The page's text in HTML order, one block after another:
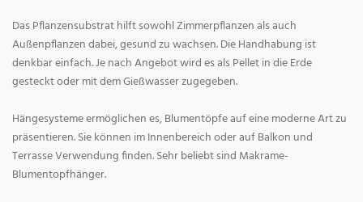
Das Pflanzensubstrat hilft sowohl Zimmerpflanzen als auch
Außenpflanzen dabei, gesund zu wachsen. Die Handhabung ist
denkbar einfach. Je nach Angebot wird es als Pellet in die Erde
gesteckt oder mit dem Gießwasser zugegeben.
Hängesysteme ermöglichen es, Blumentöpfe auf eine moderne Art zu
präsentieren. Sie können im Innenbereich oder auf Balkon und
Terrasse Verwendung finden. Sehr beliebt sind Makrame-
Blumentopfhänger.